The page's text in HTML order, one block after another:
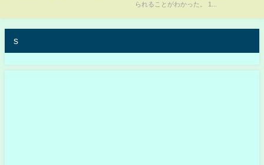
られることがわかった。 1...
s